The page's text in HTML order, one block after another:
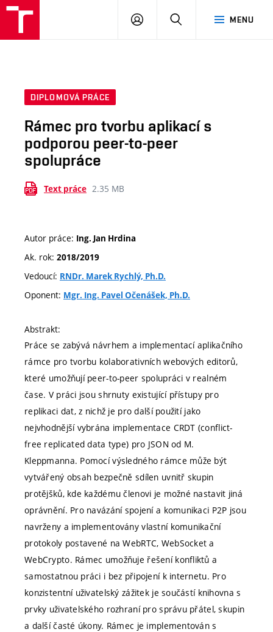
MENU
PŘIHLÁSIT
DIPLOMOVÁ PRÁCE
Rámec pro tvorbu aplikací s
podporou peer-to-peer
spolupráce
Text práce 2.35 MB
Autor práce: Ing. Jan Hrdina
Ak. rok: 2018/2019
Vedoucí: RNDr. Marek Rychlý, Ph.D.
Oponent: Mgr. Ing. Pavel Očenášek, Ph.D.
Abstrakt:
Práce se zabývá návrhem a implementací aplikačního
rámce pro tvorbu kolaborativních webových editorů,
které umožňují peer-to-peer spolupráci v realném
čase. V práci jsou shrnuty existující přístupy pro
replikaci dat, z nichž je pro další použití jako
nejvhodnější vybrána implementace CRDT (conflict-
free replicated data type) pro JSON od M.
Kleppmanna. Pomocí výsledného rámce může být
vytvářený obsah bezpečně sdílen uvnitř skupin
protějšků, kde každému členovi je možné nastavit jiná
oprávnění. Pro navázání spojení a komunikaci P2P jsou
navrženy a implementovány vlastní komunikační
protokoly postavené na WebRTC, WebSocket a
WebCrypto. Rámec umožňuje řešení konfliktů a
samostatnou práci i bez připojení k internetu. Pro
konzistentní uživatelský zážitek je součástí knihovna s
prvky uživatelského rozhraní pro správu přátel, skupin
a další časté úkony. Rámec je implementován s